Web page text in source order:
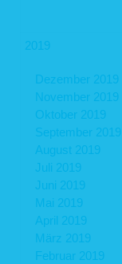
2019
Dezember 2019
November 2019
Oktober 2019
September 2019
August 2019
Juli 2019
Juni 2019
Mai 2019
April 2019
März 2019
Februar 2019